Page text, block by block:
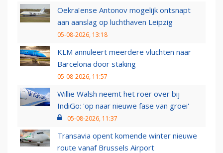
Oekraïense Antonov mogelijk ontsnapt
aan aanslag op luchthaven Leipzig
05-08-2026, 13:18
KLM annuleert meerdere vluchten naar
Barcelona door staking
05-08-2026, 11:57
Willie Walsh neemt het roer over bij
IndiGo: 'op naar nieuwe fase van groei'
05-08-2026, 11:37
Transavia opent komende winter nieuwe
route vanaf Brussels Airport